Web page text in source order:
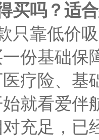
买吗？适
只靠低价
份基础保
疗险、基
就看爱伴
充足，已